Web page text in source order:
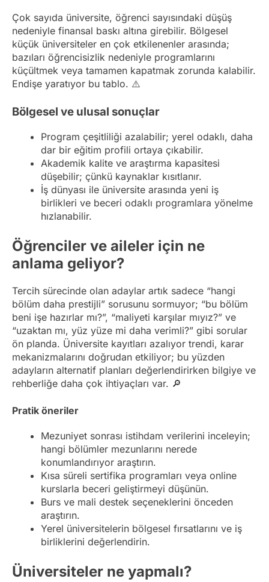
Çok sayıda üniversite, öğrenci sayısındaki düşüş
nedeniyle finansal baskı altına girebilir. Bölgesel
küçük üniversiteler en çok etkilenenler arasında;
bazıları öğrencisizlik nedeniyle programlarını
küçültmek veya tamamen kapatmak zorunda kalabilir.
Endişe yaratıyor bu tablo. ⚠️
Bölgesel ve ulusal sonuçlar
Program çeşitliliği azalabilir; yerel odaklı, daha
dar bir eğitim profili ortaya çıkabilir.
Akademik kalite ve araştırma kapasitesi
düşebilir; çünkü kaynaklar kısıtlanır.
İş dünyası ile üniversite arasında yeni iş
birlikleri ve beceri odaklı programlara yönelme
hızlanabilir.
Öğrenciler ve aileler için ne
anlama geliyor?
Tercih sürecinde olan adaylar artık sadece “hangi
bölüm daha prestijli” sorusunu sormuyor; “bu bölüm
beni işe hazırlar mı?”, “maliyeti karşılar mıyız?” ve
“uzaktan mı, yüz yüze mi daha verimli?” gibi sorular
ön planda. Üniversite kayıtları azalıyor trendi, karar
mekanizmalarını doğrudan etkiliyor; bu yüzden
adayların alternatif planları değerlendirirken bilgiye ve
rehberliğe daha çok ihtiyaçları var. 🔎
Pratik öneriler
Mezuniyet sonrası istihdam verilerini inceleyin;
hangi bölümler mezunlarını nerede
konumlandırıyor araştırın.
Kısa süreli sertifika programları veya online
kurslarla beceri geliştirmeyi düşünün.
Burs ve mali destek seçeneklerini önceden
araştırın.
Yerel üniversitelerin bölgesel fırsatlarını ve iş
birliklerini değerlendirin.
Üniversiteler ne yapmalı?